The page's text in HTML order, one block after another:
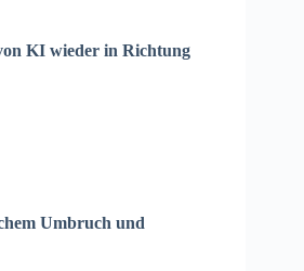
KI wieder in Richtung
Umbruch und